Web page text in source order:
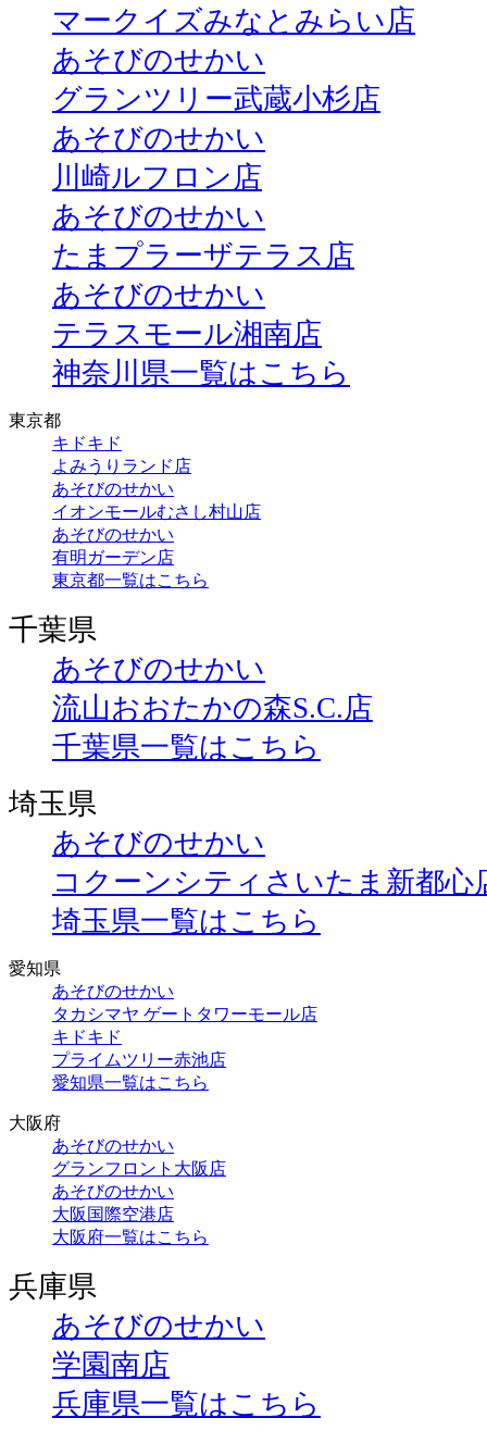
マークイズみなとみらい店
あそびのせかい
グランツリー武蔵小杉店
あそびのせかい
川崎ルフロン店
あそびのせかい
たまプラーザテラス店
あそびのせかい
テラスモール湘南店
神奈川県一覧はこちら
東京都
キドキド
よみうりランド店
あそびのせかい
イオンモールむさし村山店
あそびのせかい
有明ガーデン店
東京都一覧はこちら
千葉県
あそびのせかい
流山おおたかの森S.C.店
千葉県一覧はこちら
埼玉県
あそびのせかい
コクーンシティさいたま新都心
埼玉県一覧はこちら
愛知県
あそびのせかい
タカシマヤ ゲートタワーモール店
キドキド
プライムツリー赤池店
愛知県一覧はこちら
大阪府
あそびのせかい
グランフロント大阪店
あそびのせかい
大阪国際空港店
大阪府一覧はこちら
兵庫県
あそびのせかい
学園南店
兵庫県一覧はこちら